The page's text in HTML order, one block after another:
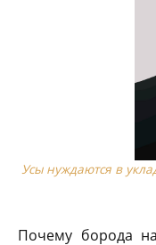
Усы нуждаются в
Почему борода